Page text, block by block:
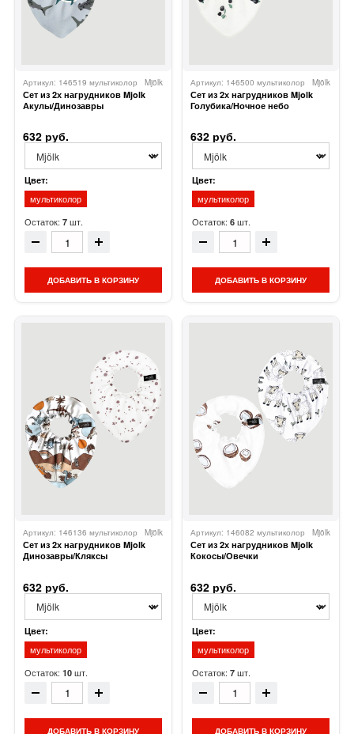
Сет из 2х нагрудников Mjolk
Акулы/Динозавры
Артикул: 146519 мультиколор Mjölk
632 руб.
Цвет:
мультиколор
Остаток: 7 шт.
ДОБАВИТЬ В КОРЗИНУ
Сет из 2х нагрудников Mjolk
Голубика/Ночное небо
Артикул: 146500 мультиколор Mjölk
632 руб.
Цвет:
мультиколор
Остаток: 6 шт.
ДОБАВИТЬ В КОРЗИНУ
Сет из 2х нагрудников Mjolk
Динозавры/Кляксы
Артикул: 146136 мультиколор Mjölk
632 руб.
Цвет:
мультиколор
Остаток: 10 шт.
ДОБАВИТЬ В КОРЗИНУ
Сет из 2х нагрудников Mjolk
Кокосы/Овечки
Артикул: 146082 мультиколор Mjölk
632 руб.
Цвет:
мультиколор
Остаток: 7 шт.
ДОБАВИТЬ В КОРЗИНУ